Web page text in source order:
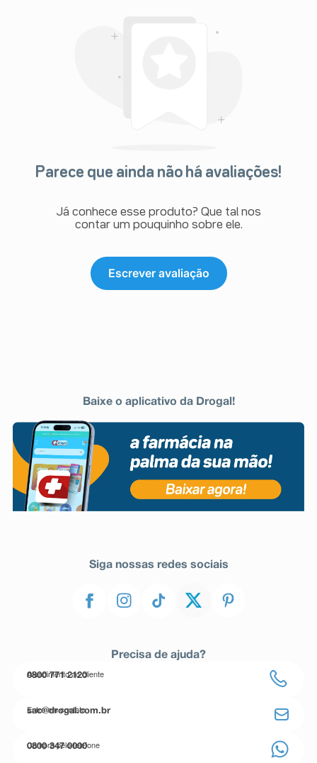
Parece que ainda não há avaliações!
Já conhece esse produto? Que tal nos
contar um pouquinho sobre ele.
Escrever avaliação
Baixe o aplicativo da Drogal!
Siga nossas redes sociais
Precisa de ajuda?
Atendimento ao cliente
0800 771 2120
Entre em contato
sac@drogal.com.br
Compre pelo telefone
0800 347 0000